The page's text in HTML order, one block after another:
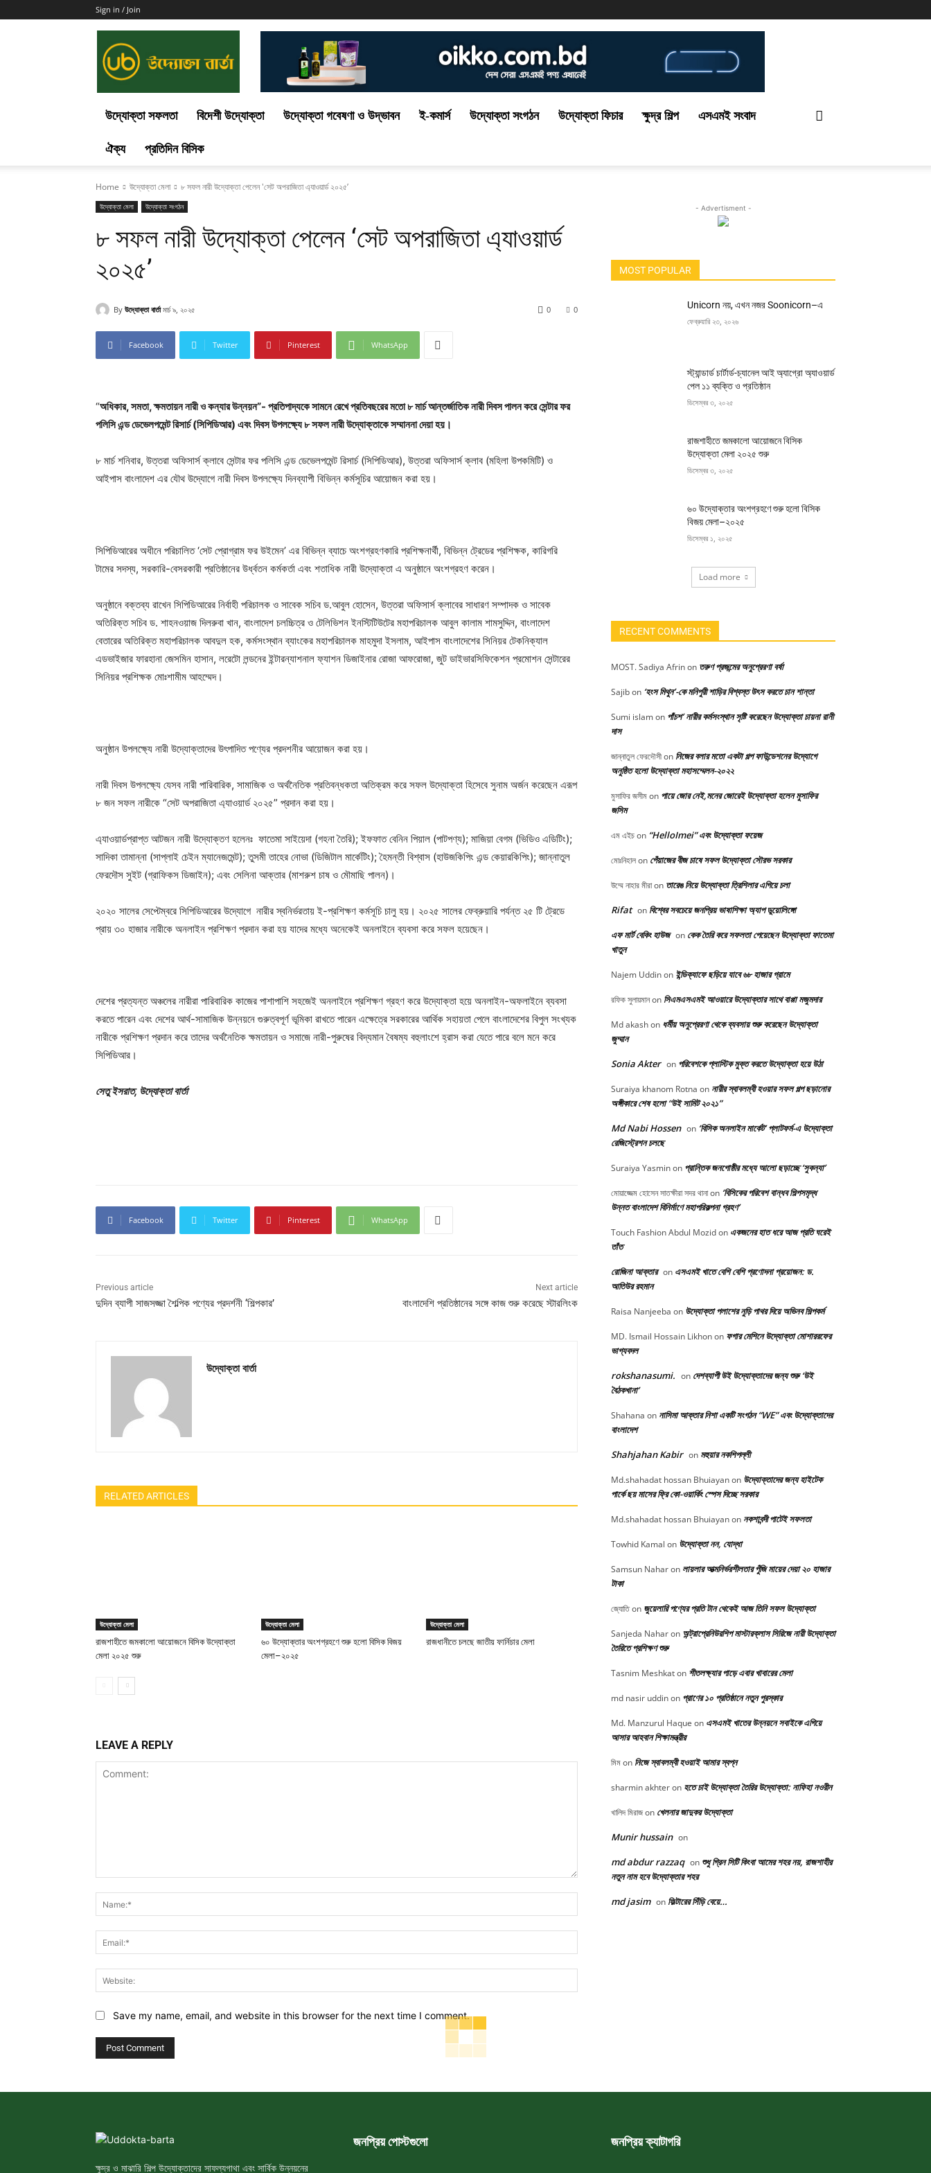
Sign in / Join
উদ্যোক্তা সফলতা বিদেশী উদ্যোক্তা উদ্যোক্তা গবেষণা ও উদ্ভাবন ই-কমার্স উদ্যোক্তা সংগঠন উদ্যোক্তা ফিচার ক্ষুদ্র শিল্প এসএমই সংবাদ
ঐক্য প্রতিদিন বিসিক
Home উদ্যোক্তা মেলা ৮ সফল নারী উদ্যোক্তা পেলেন 'সেট অপরাজিতা এ্যাওয়ার্ড ২০২৫’
উদ্যোক্তা মেলা উদ্যোক্তা সংগঠন
৮ সফল নারী উদ্যোক্তা পেলেন ‘সেট অপরাজিতা এ্যাওয়ার্ড
২০২৫’
By উদ্যোক্তা বার্তা মার্চ ৯, ২০২৫ 0
0
Facebook Twitter Pinterest WhatsApp
“অধিকার, সমতা, ক্ষমতায়ন নারী ও কন্যার উন্নয়ন”- প্রতিপাদ্যকে সামনে রেখে প্রতিবছরের মতো ৮ মার্চ আন্তর্জাতিক নারী দিবস পালন করে সেন্টার ফর
পলিসি এন্ড ডেভেলপমেন্ট রিসার্চ (সিপিডিআর) এবং দিবস উপলক্ষ্যে ৮ সফল নারী উদ্যোক্তাকে সম্মাননা দেয়া হয়।
৮ মার্চ শনিবার, উত্তরা অফিসার্স ক্লাবে সেন্টার ফর পলিসি এন্ড ডেভেলপমেন্ট রিসার্চ (সিপিডিআর), উত্তরা অফিসার্স ক্লাব (মহিলা উপকমিটি) ও
আইপাস বাংলাদেশ এর যৌথ উদ্যোগে নারী দিবস উপলক্ষ্যে দিনব্যাপী বিভিন্ন কর্মসূচির আয়োজন করা হয়।
সিপিডিআরের অধীনে পরিচালিত ‘সেট প্রোগ্রাম ফর উইমেন’ এর বিভিন্ন ব্যাচে অংশগ্রহণকারি প্রশিক্ষনার্থী, বিভিন্ন ট্রেডের প্রশিক্ষক, কারিগরি
টামের সদস্য, সরকারি-বেসরকারী প্রতিষ্ঠানের উর্ধ্বতন কর্মকর্তা এবং শতাধিক নারী উদ্যোক্তা এ অনুষ্ঠানে অংশগ্রহণ করেন।
অনুষ্ঠানে বক্তব্য রাখেন সিপিডিআরের নির্বাহী পরিচালক ও সাবেক সচিব ড.আবুল হোসেন, উত্তরা অফিসার্স ক্লাবের সাধারণ সম্পাদক ও সাবেক
অতিরিক্ত সচিব ড. শাহনওয়াজ দিলরুবা খান, বাংলাদেশ চলচ্চিত্র ও টেলিভিশন ইনস্টিটিউটের মহাপরিচালক আবুল কালাম শামসুদ্দিন, বাংলাদেশ
বেতারের অতিরিক্ত মহাপরিচালক আবদুল হক, কর্মসংস্থান ব্যাংকের মহাপরিচালক মাহমুদা ইসলাম, আইপাস বাংলাদেশের সিনিয়র টেকনিক্যাল
এডভাইজার ফারহানা জেসমিন হাসান, লরেটো লন্ডনের ইন্টারন্যাশনাল ফ্যাশন ডিজাইনার রোজা আফরোজা, জুট ডাইভারসিফিকেশন প্রমোশন সেন্টারের
সিনিয়র প্রশিক্ষক মোঃশামীম আহম্মেদ।
অনুষ্ঠান উপলক্ষ্যে নারী উদ্যোক্তাদের উৎপাদিত পণ্যের প্রদশনীর আয়োজন করা হয়।
নারী দিবস উপলক্ষ্যে যেসব নারী পারিবারিক, সামাজিক ও অর্থনৈতিক প্রতিবন্ধকতা অতিক্রম করে সফল উদ্যোক্তা হিসেবে সুনাম অর্জন করেছেন এরূপ
৮ জন সফল নারীকে “সেট অপরাজিতা এ্যাওয়ার্ড ২০২৫” প্রদান করা হয়।
এ্যাওয়ার্ডপ্রাপ্ত আটজন নারী উদ্যোক্তণ হলেনঃ ফাতেমা সাইয়েদা (গহনা তৈরি); ইফফাত বেনিন পিয়াল (পাটপণ্য); মাজিয়া বেগম (ভিডিও এডিটিং);
সাদিকা তামান্না (সাপ্লাই চেইন ম্যানেজমেন্ট); তুসমী তাহের নোভা (ডিজিটাল মার্কেটিং); হৈমন্তী বিশ্বাস (হাউজকিপিং এন্ড কেয়ারকিপিং); জান্নাতুল
ফেরদৌস সুইট (গ্রাফিকস ডিজাইন); এবং সেলিনা আক্তার (মাশরুশ চাষ ও মৌমাছি পালন)।
২০২০ সালের সেপ্টেম্বরে সিপিডিআরের উদ্যোগে নারীর স্বনির্ভরতায় ই-প্রশিক্ষণ কর্মসূচি চালু হয়। ২০২৫ সালের ফেব্রুয়ারি পর্যন্ত ২৫ টি ট্রেডে
প্রায় ৩০ হাজার নারীকে অনলাইন প্রশিক্ষণ প্রদান করা হয় যাদের মধ্যে অনেকেই অনলাইনে ব্যবসা করে সফল হয়েছেন।
দেশের প্রত্যন্ত অঞ্চলের নারীরা পারিবারিক কাজের পাশাপাশি সহজেই অনলাইনে প্রশিক্ষণ গ্রহণ করে উদ্যোক্তা হয়ে অনলাইন-অফলাইনে ব্যবসা
করতে পারেন এবং দেশের আর্থ-সামাজিক উন্নয়নে গুরুত্বপূর্ণ ভূমিকা রাখতে পারেন এক্ষেত্রে সরকারের আর্থিক সহায়তা পেলে বাংলাদেশের বিপুল সংখ্যক
নারীকে প্রশিক্ষণ প্রদান করে তাদের অর্থনৈতিক ক্ষমতায়ন ও সমাজে নারী-পুরুষের বিদ্যমান বৈষম্য বহুলাংশে হ্রাস করা যেতে পারে বলে মনে করে
সিপিডিআর।
সেতু ইসরাত, উদ্যোক্তা বার্তা
Facebook Twitter Pinterest WhatsApp
Previous article
দুদিন ব্যাপী সাজসজ্জা শৈল্পিক পণ্যের প্রদর্শনী ‘শিল্পকার’
Next article
বাংলাদেশি প্রতিষ্ঠানের সঙ্গে কাজ শুরু করেছে স্টারলিংক
উদ্যোক্তা বার্তা
RELATED ARTICLES
উদ্যোক্তা মেলা
রাজশাহীতে জমকালো আয়োজনে বিসিক উদ্যোক্তা
মেলা ২০২৫ শুরু
উদ্যোক্তা মেলা
৬০ উদ্যোক্তার অংশগ্রহণে শুরু হলো বিসিক বিজয়
মেলা–২০২৫
উদ্যোক্তা মেলা
রাজধানীতে চলছে জাতীয় ফার্নিচার মেলা
LEAVE A REPLY
Save my name, email, and website in this browser for the next time I comment.
- Advertisment -
MOST POPULAR
Unicorn নয়, এখন নজর Soonicorn–এ
ফেব্রুয়ারি ২৩, ২০২৬
স্ট্যান্ডার্ড চার্টার্ড-চ্যানেল আই অ্যাগ্রো অ্যাওয়ার্ড
পেল ১১ ব্যক্তি ও প্রতিষ্ঠান
ডিসেম্বর ৩, ২০২৫
রাজশাহীতে জমকালো আয়োজনে বিসিক
উদ্যোক্তা মেলা ২০২৫ শুরু
ডিসেম্বর ৩, ২০২৫
৬০ উদ্যোক্তার অংশগ্রহণে শুরু হলো বিসিক
বিজয় মেলা–২০২৫
ডিসেম্বর ১, ২০২৫
Load more
RECENT COMMENTS
MOST. Sadiya Afrinon তরুণ প্রজন্মের অনুপ্রেরণা বর্ষা
Sajibon ‘হংস মিথুন’-কে মনিপুরী শাড়ির বিশ্বস্ত উৎস করতে চান শান্তা
Sumi islamon পাঁচশ’ নারীর কর্মসংস্থান সৃষ্টি করেছেন উদ্যোক্তা চায়না রানী
দাস
জান্নাতুল ফেরদৌসীon নিজের বলার মতো একটা গল্প ফাউন্ডেশনের উদ্যোগে
অনুষ্ঠিত হলো উদ্যোক্তা মহাসম্মেলন-২০২২
মুসাফির জসীমon পায়ে জোর নেই,মনের জোরেই উদ্যোক্তা হলেন মুসাফির
জসিম
এম এইচon “HelloImei” এবং উদ্যোক্তা ফয়েজ
মোঃনিহালon পেঁয়াজের বীজ চাষে সফল উদ্যোক্তা সৌরভ সরকার
উম্মে নাহার মীরাon তারেঙ নিয়ে উদ্যোক্তা ত্রিশিলার এগিয়ে চলা
Rifat on বিশ্বের সবচেয়ে জনপ্রিয় ভাষাশিক্ষা অ্যাপ ডুয়োলিঙ্গো
এফ মার্ট বেকিং হাউজ on কেক তৈরি করে সফলতা পেয়েছেন উদ্যোক্তা ফাতেমা
খাতুন
Najem Uddinon ইন্ডিক্যাফে ছড়িয়ে যাবে ৬৮ হাজার গ্রামে
রফিক সুলায়মানon সিএমএসএমই আওয়ারে উদ্যোক্তার সাথে বাপ্পা মজুমদার
Md akashon ধর্মীয় অনুপ্রেরণা থেকে ব্যবসায় শুরু করেছেন উদ্যোক্তা
জুম্মান
Sonia Akter on পরিবেশকে প্লাস্টিক মুক্ত করতে উদ্যোক্তা হয়ে উঠা
Suraiya khanom Rotna on নারীর স্বাবলম্বী হওয়ার সফল গল্প ছড়ানোর
অঙ্গীকারে শেষ হলো “উই সামিট ২০২১”
Md Nabi Hossen on ‘বিসিক অনলাইন মার্কেট’ প্লাটফর্ম-এ উদ্যোক্তা
রেজিস্ট্রেশন চলছে
Suraiya Yasminon প্রান্তিক জনগোষ্ঠীর মধ্যে আলো ছড়াচ্ছে ‘সুকন্যা’
মোয়াজ্জেম হোসেন সাতক্ষীরা সদর থানাon ‘বিসিকের পরিবেশ বান্ধব শিল্পসমৃদ্ধ
উন্নত বাংলাদেশ বিনির্মাণে মহাপরিকল্পনা গ্রহণ’
Touch Fashion Abdul Mozidon একজনের হাত ধরে আজ প্রতি ঘরেই
তাঁত
রোজিনা আক্তার on এসএমই খাতে বেশি বেশি প্রণোদনা প্রয়োজন: ড.
আতিউর রহমান
Raisa Nanjeeba on উদ্যোক্তা পলাশের নুড়ি পাথর দিয়ে অভিনব শিল্পকর্ম
MD. Ismail Hossain Likhonon ফগার মেশিনে উদ্যোক্তা মোশাররফের
ভাগ্যবদল
rokshanasumi. on দেশব্যাপী উই উদ্যোক্তাদের জন্য শুরু ‘উই
বৈঠকখানা’
Shahana on নাসিমা আক্তার নিশা একটি সংগঠন “WE” এবং উদ্যোক্তাদের
বাংলাদেশ
Shahjahan Kabir on মহুয়ার নকশিপল্লী
Md.shahadat hossan Bhuiayanon উদ্যোক্তাদের জন্য হাইটেক
পার্কে ছয় মাসের ফ্রি কো-ওয়ার্কিং স্পেস দিচ্ছে সরকার
Md.shahadat hossan Bhuiayanon নকশাবন্দী পাটেই সফলতা
Towhid Kamal on উদ্যোক্তা নন, যোদ্ধা
Samsun Naharon লায়লার আত্মনির্ভরশীলতার পুঁজি মায়ের দেয়া ২০ হাজার
টাকা
জ্যোতিon জুয়েলারি পণ্যের প্রতি টান থেকেই আজ তিনি সফল উদ্যোক্তা
Sanjeda Naharon অন্ট্রাপ্রেনিউরশিপ মাস্টারক্লাস সিরিজে নারী উদ্যোক্তা
তৈরিতে প্রশিক্ষণ শুরু
Tasnim Meshkaton শীতলক্ষ্যার পাড়ে এবার খাবারের মেলা
md nasir uddinon প্রাণের ১০ প্রতিষ্ঠানে নতুন পুরস্কার
Md. Manzurul Haque on এসএমই খাতের উন্নয়নে সবাইকে এগিয়ে
আসার আহবান শিক্ষামন্ত্রীর
মিমon নিজে স্বাবলম্বী হওয়াই আমার স্বপ্ন
sharmin akhteron হতে চাই উদ্যোক্তা তৈরির উদ্যোক্তা: নাফিহা নওরীন
খালিদ মিরাজon খেলনার জাদুকর উদ্যোক্তা
Munir hussain on
md abdur razzaq on শুধু গ্রিন সিটি কিংবা আমের শহর নয়, রাজশাহীর
নতুন নাম হবে উদ্যোক্তার শহর
md jasim on ফিল্টারের সিঁড়ি বেয়ে…
ক্ষুদ্র ও মাঝারি শিল্প উদ্যোক্তাদের সাফল্যগাথা এবং সার্বিক উন্নয়নের
জনপ্রিয় পোস্টগুলো জনপ্রিয় ক্যাটাগরি